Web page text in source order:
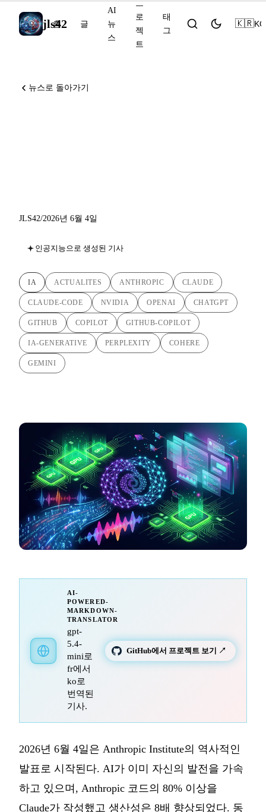
jls42
홈 글
AI
뉴
스
프
로
젝
트
태
그
🇰🇷KO
뉴스로 돌아가기
JLS42/2026년 6월 4일
인공지능으로 생성된 기사
IA ACTUALITES ANTHROPIC CLAUDE
CLAUDE-CODE NVIDIA OPENAI CHATGPT
GITHUB COPILOT GITHUB-COPILOT
IA-GENERATIVE PERPLEXITY COHERE
GEMINI
AI-
POWERED-
MARKDOWN-
TRANSLATOR
gpt-
5.4-
mini로
fr에서
ko로
번역된
기사.
GitHub에서 프로젝트 보기 ↗
2026년 6월 4일은 Anthropic Institute의 역사적인
발표로 시작된다. AI가 이미 자신의 발전을 가속
하고 있으며, Anthropic 코드의 80% 이상을
Claude가 작성했고 생산성은 8배 향상되었다. 동